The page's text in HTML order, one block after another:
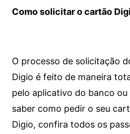
Como solicitar o cartão
O processo de solicitação
Digio é feito de maneira
pelo aplicativo do banco ou
saber como pedir o seu
Digio, confira todos os